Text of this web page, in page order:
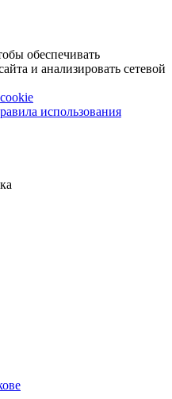
обеспечивать
и анализировать сетевой
использования